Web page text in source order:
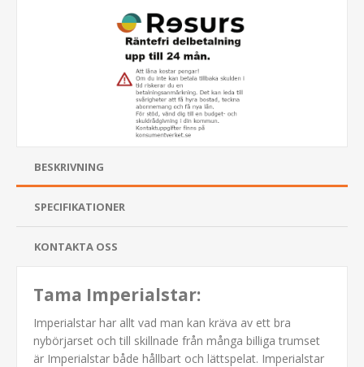
BESKRIVNING
SPECIFIKATIONER
KONTAKTA OSS
Tama Imperialstar:
Imperialstar har allt vad man kan kräva av ett bra
nybörjarset och till skillnade från många billiga trumset
är Imperialstar både hållbart och lättspelat. Imperialstar